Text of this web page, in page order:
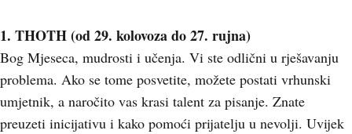
1. THOTH (od 29. kolovoza do 27. rujna)
Bog Mjeseca, mudrosti i učenja. Vi ste odlični u rješavanju
problema. Ako se tome posvetite, možete postati vrhunski
umjetnik, a naročito vas krasi talent za pisanje. Znate
preuzeti inicijativu i kako pomoći prijatelju u nevolji. Uvijek